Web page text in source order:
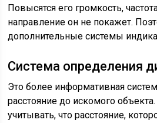
Повысятся его громкость,
направление он не покажет.
дополнительные системы
Система определения
Это более информативная
расстояние до искомого
учитывать, что расстояние,